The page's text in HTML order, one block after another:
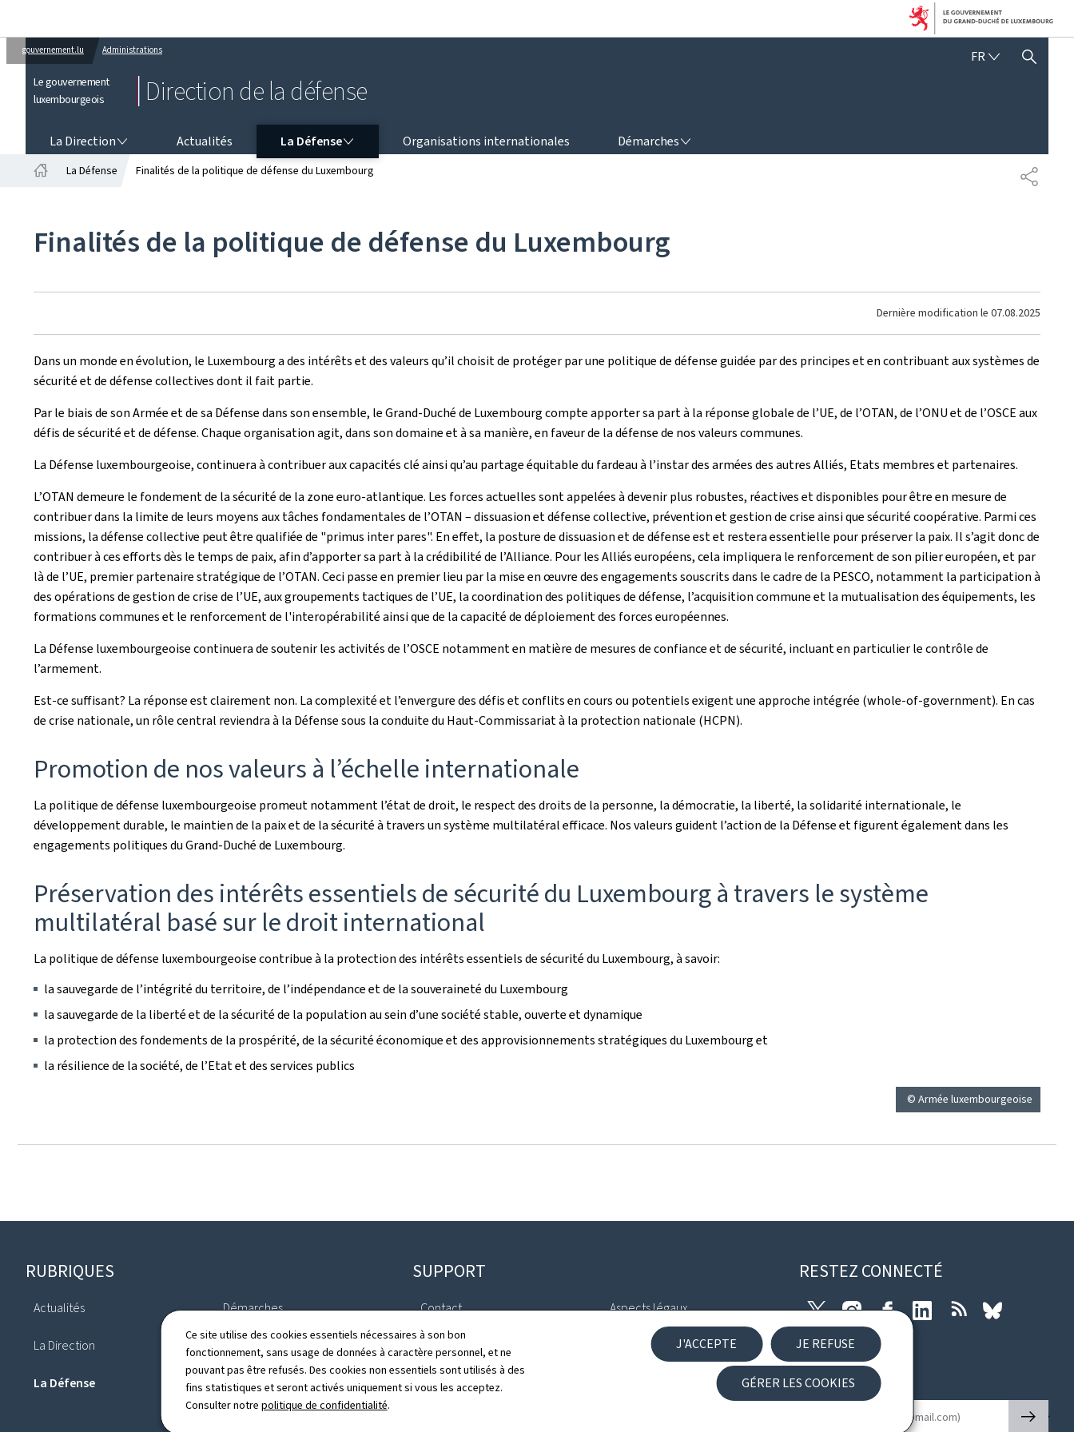
Ce site utilise des cookies essentiels nécessaires à son bon
fonctionnement, sans usage de données à caractère personnel, et ne
pouvant pas être refusés. Des cookies non essentiels sont utilisés à des
fins statistiques et seront activés uniquement si vous les acceptez.
Consulter notre politique de confidentialité.
J'ACCEPTE JE REFUSE
GÉRER LES COOKIES
gouvernement.lu Administrations
Le gouvernement
luxembourgeois
Direction de la défense
FRFRANÇAIS
AFFICHER / MASQUER
La Direction Actualités La Défense
LA DÉFENSE
Organisations internationales Démarches
DÉMARCHES
La Défense Finalités de la politique de défense du Luxembourg
Finalités de la politique de défense du Luxembourg
Dernière modification le 07.08.2025
Dans un monde en évolution, le Luxembourg a des intérêts et des valeurs qu’il choisit de protéger par une politique de défense guidée par des principes et en contribuant aux systèmes de
sécurité et de défense collectives dont il fait partie.
Par le biais de son Armée et de sa Défense dans son ensemble, le Grand-Duché de Luxembourg compte apporter sa part à la réponse globale de l’UE, de l’OTAN, de l’ONU et de l’OSCE aux
défis de sécurité et de défense. Chaque organisation agit, dans son domaine et à sa manière, en faveur de la défense de nos valeurs communes.
La Défense luxembourgeoise, continuera à contribuer aux capacités clé ainsi qu’au partage équitable du fardeau à l’instar des armées des autres Alliés, Etats membres et partenaires.
L’OTAN demeure le fondement de la sécurité de la zone euro-atlantique. Les forces actuelles sont appelées à devenir plus robustes, réactives et disponibles pour être en mesure de
contribuer dans la limite de leurs moyens aux tâches fondamentales de l’OTAN – dissuasion et défense collective, prévention et gestion de crise ainsi que sécurité coopérative. Parmi ces
missions, la défense collective peut être qualifiée de "primus inter pares". En effet, la posture de dissuasion et de défense est et restera essentielle pour préserver la paix. Il s’agit donc de
contribuer à ces efforts dès le temps de paix, afin d’apporter sa part à la crédibilité de l’Alliance. Pour les Alliés européens, cela impliquera le renforcement de son pilier européen, et par
là de l’UE, premier partenaire stratégique de l’OTAN. Ceci passe en premier lieu par la mise en œuvre des engagements souscrits dans le cadre de la PESCO, notamment la participation à
des opérations de gestion de crise de l’UE, aux groupements tactiques de l’UE, la coordination des politiques de défense, l’acquisition commune et la mutualisation des équipements, les
formations communes et le renforcement de l'interopérabilité ainsi que de la capacité de déploiement des forces européennes.
La Défense luxembourgeoise continuera de soutenir les activités de l’OSCE notamment en matière de mesures de confiance et de sécurité, incluant en particulier le contrôle de
l’armement.
Est-ce suffisant? La réponse est clairement non. La complexité et l’envergure des défis et conflits en cours ou potentiels exigent une approche intégrée (whole-of-government). En cas
de crise nationale, un rôle central reviendra à la Défense sous la conduite du Haut-Commissariat à la protection nationale (HCPN).
Promotion de nos valeurs à l’échelle internationale
La politique de défense luxembourgeoise promeut notamment l’état de droit, le respect des droits de la personne, la démocratie, la liberté, la solidarité internationale, le
développement durable, le maintien de la paix et de la sécurité à travers un système multilatéral efficace. Nos valeurs guident l’action de la Défense et figurent également dans les
engagements politiques du Grand-Duché de Luxembourg.
Préservation des intérêts essentiels de sécurité du Luxembourg à travers le système
multilatéral basé sur le droit international
La politique de défense luxembourgeoise contribue à la protection des intérêts essentiels de sécurité du Luxembourg, à savoir:
la sauvegarde de l’intégrité du territoire, de l’indépendance et de la souveraineté du Luxembourg
la sauvegarde de la liberté et de la sécurité de la population au sein d’une société stable, ouverte et dynamique
la protection des fondements de la prospérité, de la sécurité économique et des approvisionnements stratégiques du Luxembourg et
la résilience de la société, de l’Etat et des services publics
© Armée luxembourgeoise
Pied
de
RUBRIQUES
Actualités
La Direction
La Défense
Démarches
Organisations internationales
Annuaire
SUPPORT
Contact
Plan du site
À propos du site
Aspects légaux
Déclaration d'accessibilité
RESTEZ CONNECTÉ
TwitterInstagramFacebookLinkedIn RSS
Newsletter
🡒